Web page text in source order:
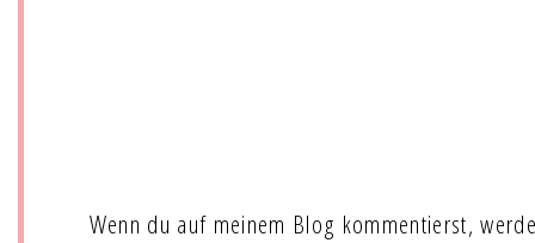
Wenn du auf meinem Blog kommentierst,